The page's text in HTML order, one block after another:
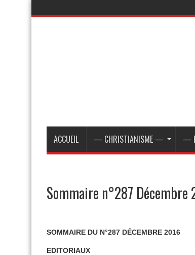
ACCUEIL — CHRISTIANISME — —
Sommaire n°287 Décembre
SOMMAIRE DU N°287 DÉCEMBRE 2016
EDITORIAUX